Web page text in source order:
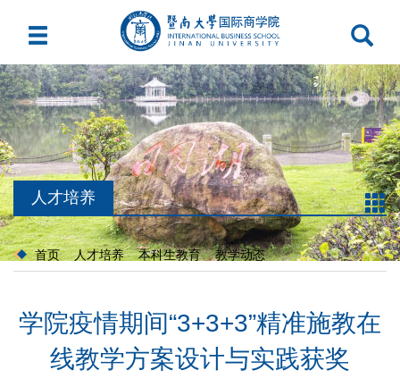
人才培养
首页 人才培养 本科生教育 教学动态
学院疫情期间“3+3+3”精准施教在
线教学方案设计与实践获奖